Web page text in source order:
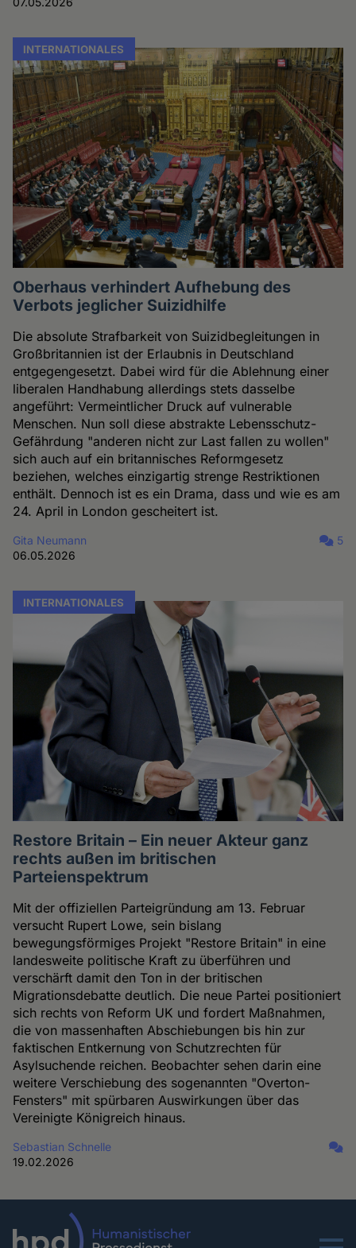
INTERNATIONALES
Oberhaus verhindert Aufhebung des
Verbots jeglicher Suizidhilfe
Die absolute Strafbarkeit von Suizidbegleitungen in
Großbritannien ist der Erlaubnis in Deutschland
entgegengesetzt. Dabei wird für die Ablehnung einer
liberalen Handhabung allerdings stets dasselbe
angeführt: Vermeintlicher Druck auf vulnerable
Menschen. Nun soll diese abstrakte Lebensschutz-
Gefährdung "anderen nicht zur Last fallen zu wollen"
sich auch auf ein britannisches Reformgesetz
beziehen, welches einzigartig strenge Restriktionen
enthält. Dennoch ist es ein Drama, dass und wie es am
24. April in London gescheitert ist.
Gita Neumann
06.05.2026
5
INTERNATIONALES
Restore Britain – Ein neuer Akteur ganz
rechts außen im britischen
Parteienspektrum
Mit der offiziellen Parteigründung am 13. Februar
versucht Rupert Lowe, sein bislang
bewegungsförmiges Projekt "Restore Britain" in eine
landesweite politische Kraft zu überführen und
verschärft damit den Ton in der britischen
Migrationsdebatte deutlich. Die neue Partei positioniert
sich rechts von Reform UK und fordert Maßnahmen,
die von massenhaften Abschiebungen bis hin zur
faktischen Entkernung von Schutzrechten für
Asylsuchende reichen. Beobachter sehen darin eine
weitere Verschiebung des sogenannten "Overton-
Fensters" mit spürbaren Auswirkungen über das
Vereinigte Königreich hinaus.
Sebastian Schnelle
19.02.2026